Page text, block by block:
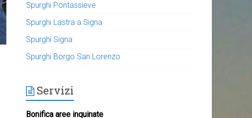
Spurghi Pontassieve
Spurghi Lastra a Signa
Spurghi Signa
Spurghi Borgo San Lorenzo
Servizi
Bonifica aree inquinate